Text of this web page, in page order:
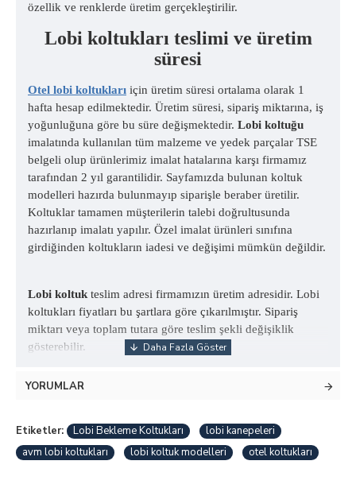
özellik ve renklerde üretim gerçekleştirilir.
Lobi koltukları teslimi ve üretim
süresi
Otel lobi koltukları için üretim süresi ortalama olarak 1
hafta hesap edilmektedir. Üretim süresi, sipariş miktarına, iş
yoğunluğuna göre bu süre değişmektedir. Lobi koltuğu
imalatında kullanılan tüm malzeme ve yedek parçalar TSE
belgeli olup ürünlerimiz imalat hatalarına karşı firmamız
tarafından 2 yıl garantilidir. Sayfamızda bulunan koltuk
modelleri hazırda bulunmayıp siparişle beraber üretilir.
Koltuklar tamamen müşterilerin talebi doğrultusunda
hazırlanıp imalatı yapılır. Özel imalat ürünleri sınıfına
girdiğinden koltukların iadesi ve değişimi mümkün değildir.
Lobi koltuk teslim adresi firmamızın üretim adresidir. Lobi
koltukları fiyatları bu şartlara göre çıkarılmıştır. Sipariş
miktarı veya toplam tutara göre teslim şekli değişiklik
gösterebilir.
YORUMLAR
Etiketler: Lobi Bekleme Koltukları
lobi kanepeleri
avm lobi koltukları
lobi koltuk modelleri otel koltukları